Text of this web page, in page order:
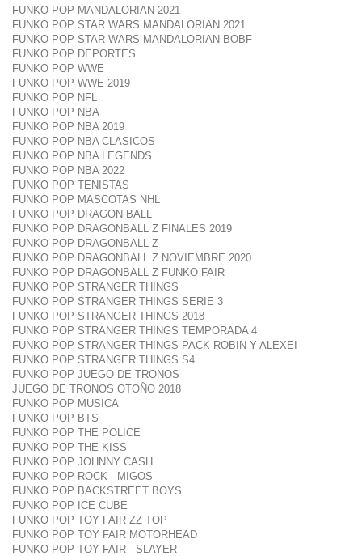
FUNKO POP MANDALORIAN 2021
FUNKO POP STAR WARS MANDALORIAN 2021
FUNKO POP STAR WARS MANDALORIAN BOBF
FUNKO POP DEPORTES
FUNKO POP WWE
FUNKO POP WWE 2019
FUNKO POP NFL
FUNKO POP NBA
FUNKO POP NBA 2019
FUNKO POP NBA CLASICOS
FUNKO POP NBA LEGENDS
FUNKO POP NBA 2022
FUNKO POP TENISTAS
FUNKO POP MASCOTAS NHL
FUNKO POP DRAGON BALL
FUNKO POP DRAGONBALL Z FINALES 2019
FUNKO POP DRAGONBALL Z
FUNKO POP DRAGONBALL Z NOVIEMBRE 2020
FUNKO POP DRAGONBALL Z FUNKO FAIR
FUNKO POP STRANGER THINGS
FUNKO POP STRANGER THINGS SERIE 3
FUNKO POP STRANGER THINGS 2018
FUNKO POP STRANGER THINGS TEMPORADA 4
FUNKO POP STRANGER THINGS PACK ROBIN Y ALEXEI
FUNKO POP STRANGER THINGS S4
FUNKO POP JUEGO DE TRONOS
JUEGO DE TRONOS OTOÑO 2018
FUNKO POP MUSICA
FUNKO POP BTS
FUNKO POP THE POLICE
FUNKO POP THE KISS
FUNKO POP JOHNNY CASH
FUNKO POP ROCK - MIGOS
FUNKO POP BACKSTREET BOYS
FUNKO POP ICE CUBE
FUNKO POP TOY FAIR ZZ TOP
FUNKO POP TOY FAIR MOTORHEAD
FUNKO POP TOY FAIR - SLAYER